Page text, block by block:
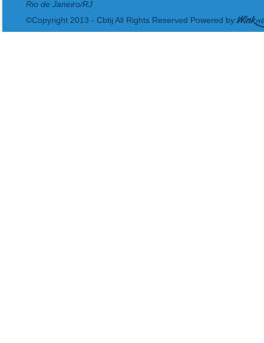
Rio de Janeiro/RJ
©Copyright 2013 - Cbtij All Rights Reserved Powered by: